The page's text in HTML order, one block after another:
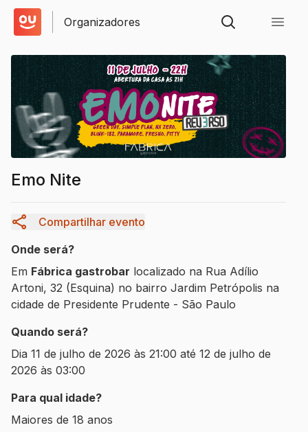
Organizadores
Emo Nite
Compartilhar evento
Onde será?
Em Fábrica gastrobar localizado na Rua Adílio
Artoni, 32 (Esquina) no bairro Jardim Petrópolis na
cidade de Presidente Prudente - São Paulo
Quando será?
Dia 11 de julho de 2026 às 21:00 até 12 de julho de
2026 às 03:00
Para qual idade?
Maiores de 18 anos